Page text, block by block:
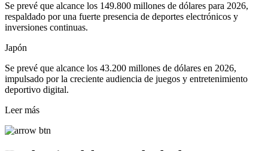
Se prevé que alcance los 149.800 millones de dólares para 2026,
respaldado por una fuerte presencia de deportes electrónicos y
inversiones continuas.
Japón
Se prevé que alcance los 43.200 millones de dólares en 2026,
impulsado por la creciente audiencia de juegos y entretenimiento
deportivo digital.
Leer más